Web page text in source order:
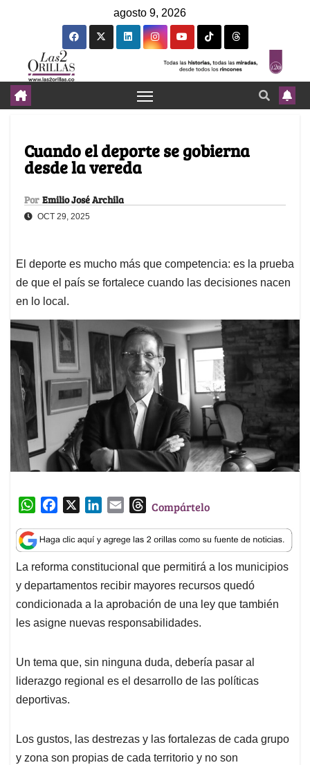
agosto 9, 2026
Cuando el deporte se gobierna
desde la vereda
Por Emilio José Archila
OCT 29, 2025
El deporte es mucho más que competencia: es la prueba
de que el país se fortalece cuando las decisiones nacen
en lo local.
W
a
t
s
A
p
p
c
e
b
o
o
k
n
k
e
d
I
n
a
i
l
T
r
e
a
d
s
Compártelo
La reforma constitucional que permitirá a los municipios
y departamentos recibir mayores recursos quedó
condicionada a la aprobación de una ley que también
les asigne nuevas responsabilidades.
Un tema que, sin ninguna duda, debería pasar al
liderazgo regional es el desarrollo de las políticas
deportivas.
Los gustos, las destrezas y las fortalezas de cada grupo
y zona son propias de cada territorio y no son